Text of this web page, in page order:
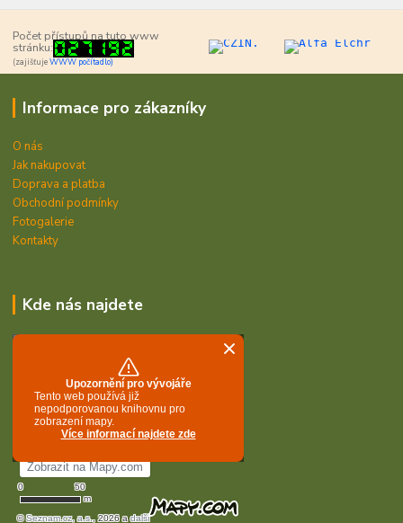
Počet přístupů na tuto www
stránku:
(zajišťujeWWW počítadlo)
Informace pro zákazníky
O nás
Jak nakupovat
Doprava a platba
Obchodní podmínky
Fotogalerie
Kontakty
Kde nás najdete